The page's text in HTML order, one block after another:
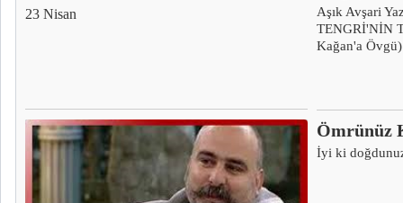
23 Nisan
Aşık Avşari
TENGRİ'NİN
Kağan'a Övgü)
Ömrünüz
İyi ki